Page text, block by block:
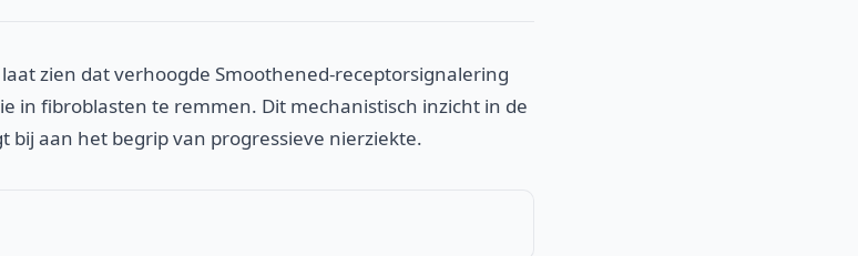
zien dat verhoogde Smoothened-receptorsignalering
in fibroblasten te remmen. Dit mechanistisch inzicht in de
bij aan het begrip van progressieve nierziekte.